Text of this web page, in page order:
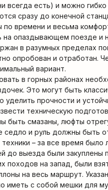
всегда есть) и можно
сразу до конечной
по времени и весьма
на опаздывающем поезде и
в разумных пределах
опробован и отработан.
вариант.
в горных районах
Это могут быть
уделить прочности и
техническую
быть смазаны, люфты
седло и руль должны быть
техники – за все время
до выезда были закуплены
походов на запад, были
на весь маршрут.
иметь с собой мешки для